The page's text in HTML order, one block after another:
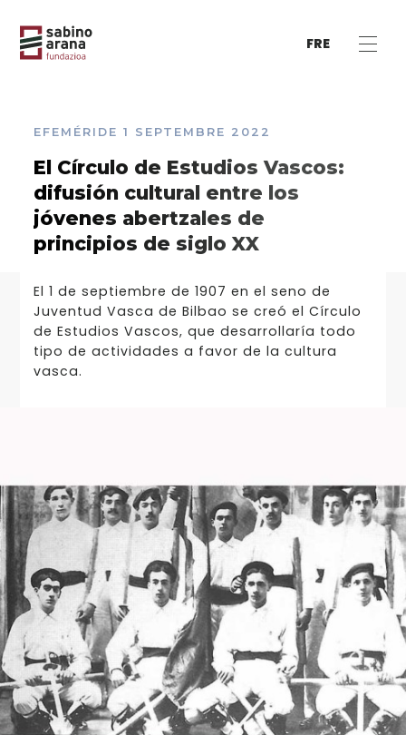
FRE
EFEMÉRIDE 1 SEPTEMBRE 2022
El Círculo de Estudios Vascos:
difusión cultural entre los
jóvenes abertzales de
principios de siglo XX
El 1 de septiembre de 1907 en el seno de
Juventud Vasca de Bilbao se creó el Círculo
de Estudios Vascos, que desarrollaría todo
tipo de actividades a favor de la cultura
vasca.